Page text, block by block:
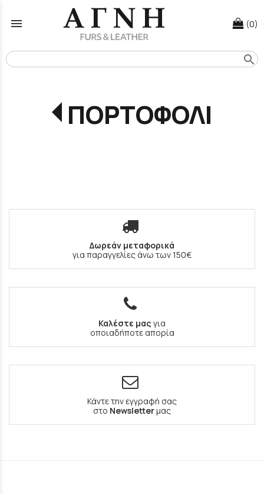
menu (0)
search
ΠΟΡΤΟΦΟΛΙ
Δωρεάν μεταφορικά
για παραγγελίες άνω των 150€
Καλέστε μας για
οποιαδήποτε απορία
Κάντε την εγγραφή σας
στο Newsletterμας